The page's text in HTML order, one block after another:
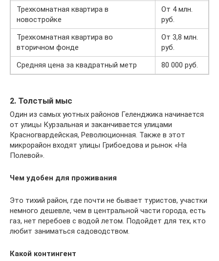
Трехкомнатная квартира в
новостройке
От 4 млн.
руб.
Трехкомнатная квартира во
вторичном фонде
От 3,8 млн.
руб.
Средняя цена за квадратный метр
80 000 руб.
2. Толстый мыс
Один из самых уютных районов Геленджика начинается
от улицы Курзальная и заканчивается улицами
Красногвардейская, Революционная. Также в этот
микрорайон входят улицы Грибоедова и рынок «На
Полевой».
Чем удобен для проживания
Это тихий район, где почти не бывает туристов, участки
немного дешевле, чем в центральной части города, есть
газ, нет перебоев с водой летом. Подойдет для тех, кто
любит заниматься садоводством.
Какой контингент